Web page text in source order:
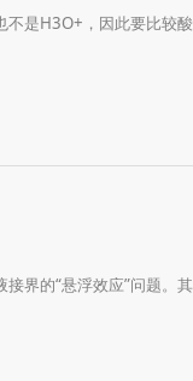
是H3O+，因此要比较
界的“悬浮效应”问题。